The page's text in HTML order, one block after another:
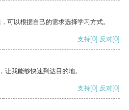
可以根据自己的需求选择学习方式。
支持[0] 反对[0]
让我能够快速到达目的地。
支持[0] 反对[0]